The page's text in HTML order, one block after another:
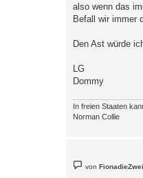
g
also wenn das
Befall wir immer
Den Ast würde
LG
Dommy
In freien Staaten
Norman Collie
e
von